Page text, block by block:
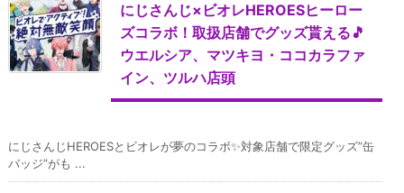
にじさんじ×ビオレHEROESヒーロー
ズコラボ！取扱店舗でグッズ貰える🎵
ウエルシア、マツキヨ・ココカラファ
イン、ツルハ店頭
にじさんじHEROESとビオレが夢のコラボ✨対象店舗で限定グッズ”缶
バッジ”がも ...